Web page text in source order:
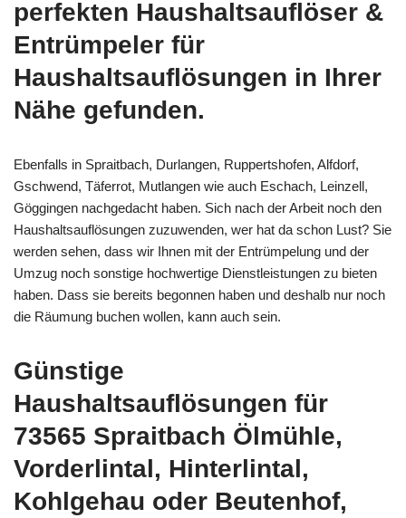
perfekten Haushaltsauflöser &
Entrümpeler für
Haushaltsauflösungen in Ihrer
Nähe gefunden.
Ebenfalls in Spraitbach, Durlangen, Ruppertshofen, Alfdorf,
Gschwend, Täferrot, Mutlangen wie auch Eschach, Leinzell,
Göggingen nachgedacht haben. Sich nach der Arbeit noch den
Haushaltsauflösungen zuzuwenden, wer hat da schon Lust? Sie
werden sehen, dass wir Ihnen mit der Entrümpelung und der
Umzug noch sonstige hochwertige Dienstleistungen zu bieten
haben. Dass sie bereits begonnen haben und deshalb nur noch
die Räumung buchen wollen, kann auch sein.
Günstige
Haushaltsauflösungen für
73565 Spraitbach Ölmühle,
Vorderlintal, Hinterlintal,
Kohlgehau oder Beutenhof,